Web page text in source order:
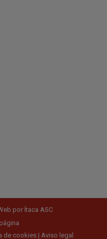
por Ítaca ASC
de cookies | Aviso legal